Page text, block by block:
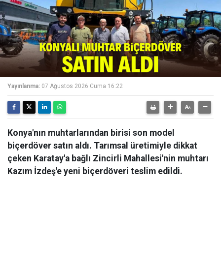
Yayınlanma: 07 Ağustos 2026 Cuma 16:22
Konya'nın muhtarlarından birisi son model
biçerdöver satın aldı. Tarımsal üretimiyle dikkat
çeken Karatay'a bağlı Zincirli Mahallesi'nin muhtarı
Kazım İzdeş'e yeni biçerdöveri teslim edildi.